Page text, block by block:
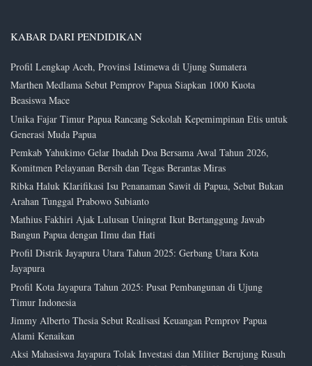
KABAR DARI PENDIDIKAN
Profil Lengkap Aceh, Provinsi Istimewa di Ujung Sumatera
Marthen Medlama Sebut Pemprov Papua Siapkan 1000 Kuota
Beasiswa Mace
Unika Fajar Timur Papua Rancang Sekolah Kepemimpinan Etis untuk
Generasi Muda Papua
Pemkab Yahukimo Gelar Ibadah Doa Bersama Awal Tahun 2026,
Komitmen Pelayanan Bersih dan Tegas Berantas Miras
Ribka Haluk Klarifikasi Isu Penanaman Sawit di Papua, Sebut Bukan
Arahan Tunggal Prabowo Subianto
Mathius Fakhiri Ajak Lulusan Uningrat Ikut Bertanggung Jawab
Bangun Papua dengan Ilmu dan Hati
Profil Distrik Jayapura Utara Tahun 2025: Gerbang Utara Kota
Jayapura
Profil Kota Jayapura Tahun 2025: Pusat Pembangunan di Ujung
Timur Indonesia
Jimmy Alberto Thesia Sebut Realisasi Keuangan Pemprov Papua
Alami Kenaikan
Aksi Mahasiswa Jayapura Tolak Investasi dan Militer Berujung Rusuh